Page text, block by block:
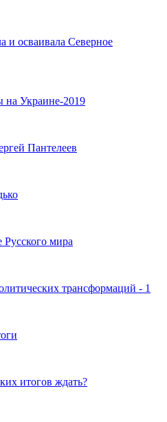
и осваивала Северное
на Украине-2019
Пантелеев
Русского мира
трансформаций - 1
итогов ждать?